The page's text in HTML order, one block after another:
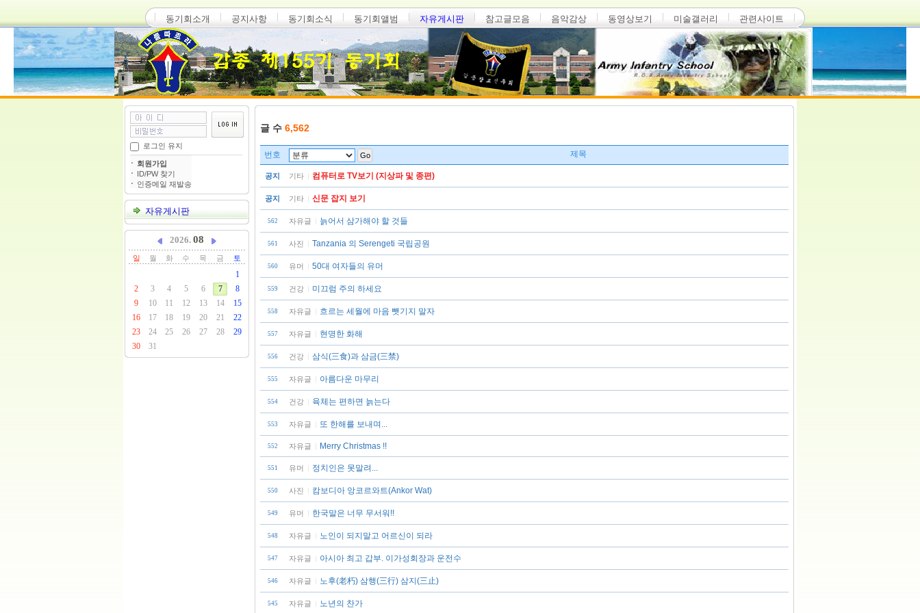
동기회소개 공지사항 동기회소식 동기회앨범 자유게시판 참고글모음 음악감상 동영상보기 미술갤러리 관련사이트
로그인 유지
회원가입
ID/PW 찾기
인증메일 재발송
자유게시판
2026. 08
일 월 화 수 목 금 토
1
2
3 4 5 6 7
8
9
10 11 12 13 14
15
16
17 18 19 20 21
22
23
24 25 26 27 28
29
30
31
글 수 6,562
번호 Go 제목
공지 기타 컴퓨터로 TV보기 (지상파 및 종편)
공지 기타 신문 잡지 보기
562 자유글 늙어서 삼가해야 할 것들
561 사진 Tanzania 의 Serengeti 국립공원
560 유머 50대 여자들의 유머
559 건강 미끄럼 주의 하세요
558 자유글 흐르는 세월에 마음 뺏기지 말자
557 자유글 현명한 화해
556 건강 삼식(三食)과 삼금(三禁)
555 자유글 아름다운 마무리
554 건강 육체는 편하면 늙는다
553 자유글 또 한해를 보내며...
552 자유글 Merry Christmas !!
551 유머 정치인은 못말려...
550 사진 캄보디아 앙코르와트(Ankor Wat)
549 유머 한국말은 너무 무서워!!
548 자유글 노인이 되지말고 어르신이 되라
547 자유글 아시아 최고 갑부. 이가성회장과 운전수
546 자유글 노후(老朽) 삼행(三行) 삼지(三止)
545 자유글 노년의 찬가